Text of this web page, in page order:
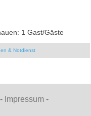
1 Gast/Gäste
& Notdienst
Impressum -